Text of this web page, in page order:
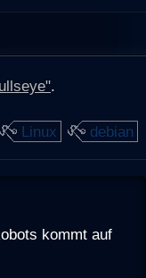
.
Linux debian
kommt auf